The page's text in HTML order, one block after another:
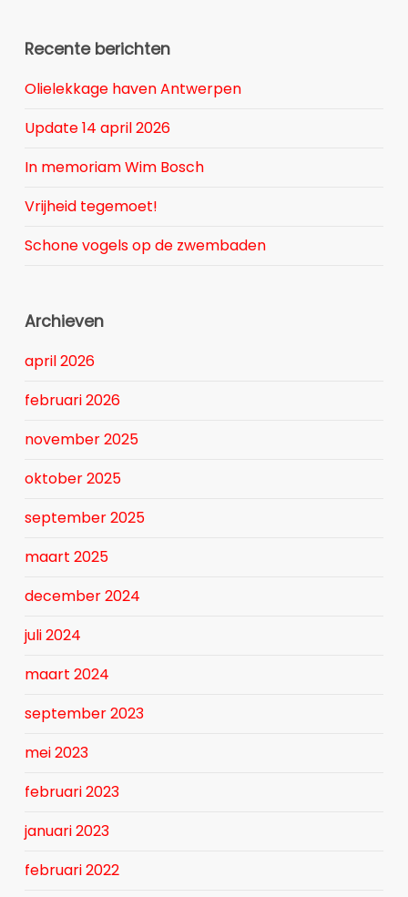
Recente berichten
Olielekkage haven Antwerpen
Update 14 april 2026
In memoriam Wim Bosch
Vrijheid tegemoet!
Schone vogels op de zwembaden
Archieven
april 2026
februari 2026
november 2025
oktober 2025
september 2025
maart 2025
december 2024
juli 2024
maart 2024
september 2023
mei 2023
februari 2023
januari 2023
februari 2022